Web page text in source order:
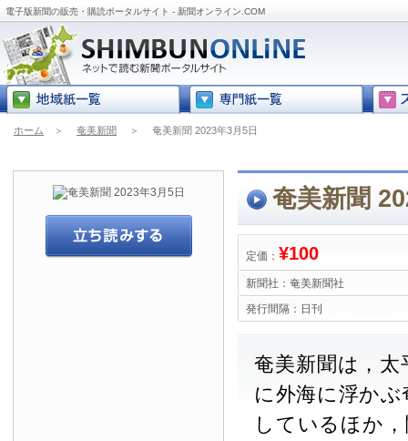
電子版新聞の販売・購読ポータルサイト - 新聞オンライン.COM
ホーム ＞ 奄美新聞 ＞ 奄美新聞 2023年3月5日
奄美新聞
定価： ¥100
新聞社： 奄美新聞社
発行間隔： 日刊
奄美新聞は，
に外海に浮か
しているほか